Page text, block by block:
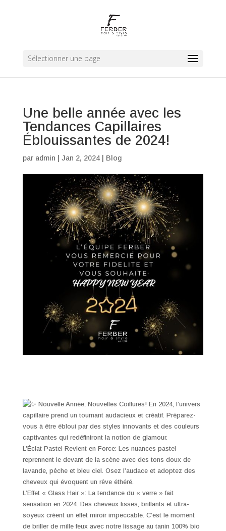
Sélectionner une page
Une belle année avec les
Tendances Capillaires
Éblouissantes de 2024!
par admin Jan 2, 2024| Blog
Nouvelle Année, Nouvelles Coiffures! En 2024, l’univers
capillaire prend un tournant audacieux et créatif. Préparez-
vous à être ébloui par des styles innovants et des couleurs
captivantes qui redéfiniront la notion de glamour.
L’Éclat Pastel Revient en Force: Les nuances pastel
reprennent le devant de la scène avec des tons doux de
lavande, pêche et bleu ciel. Osez l’audace et adoptez des
cheveux qui évoquent un rêve éthéré.
L’Effet « Glass Hair »: La tendance du « verre » fait
sensation en 2024. Des cheveux lisses, brillants et ultra-
soyeux créent un effet miroir impeccable. C’est le moment
de briller de mille feux avec notre lissage au tanin 100% bio